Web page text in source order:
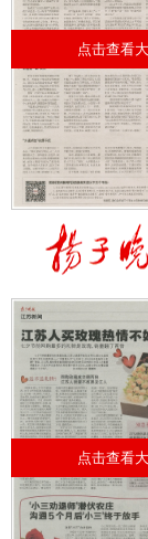
点击查看
点击查看